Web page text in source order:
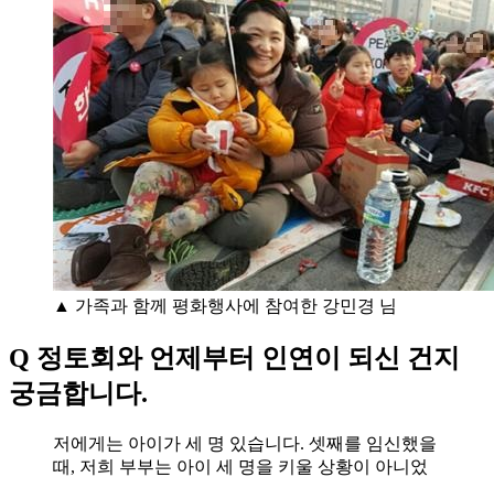
▲ 가족과 함께 평화행사에 참여한 강민경 님
Q 정토회와 언제부터 인연이 되신 건지
궁금합니다.
저에게는 아이가 세 명 있습니다. 셋째를 임신했을
때, 저희 부부는 아이 세 명을 키울 상황이 아니었